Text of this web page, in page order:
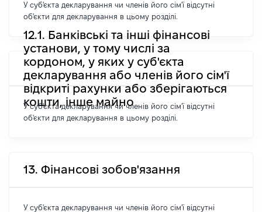
У суб'єкта декларування чи членів його сім'ї відсутні
об'єкти для декларування в цьому розділі.
12.1. Банківські та інші фінансові
установи, у тому числі за
кордоном, у яких у суб'єкта
декларування або членів його сім'ї
відкриті рахунки або зберігаються
кошти, інше майно
У суб'єкта декларування чи членів його сім'ї відсутні
об'єкти для декларування в цьому розділі.
13. Фінансові зобов'язання
У суб'єкта декларування чи членів його сім'ї відсутні